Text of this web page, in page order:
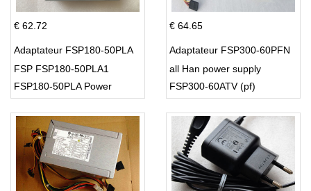
€ 62.72
Adaptateur FSP180-50PLA
FSP FSP180-50PLA1
FSP180-50PLA Power
€ 64.65
Adaptateur FSP300-60PFN
all Han power supply
FSP300-60ATV (pf)